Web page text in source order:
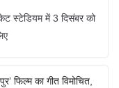
स्टेडियम में 3 दिसंबर को
फिल्म का गीत विमोचित,